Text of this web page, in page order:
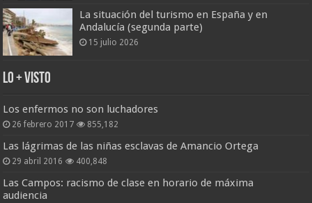
La situación del turismo en España y en
Andalucía (segunda parte)
15 julio 2026
Lo + Visto
Los enfermos no son luchadores
26 febrero 2017 855,182
Las lágrimas de las niñas esclavas de Amancio Ortega
29 abril 2016 400,848
Las Campos: racismo de clase en horario de máxima
audiencia